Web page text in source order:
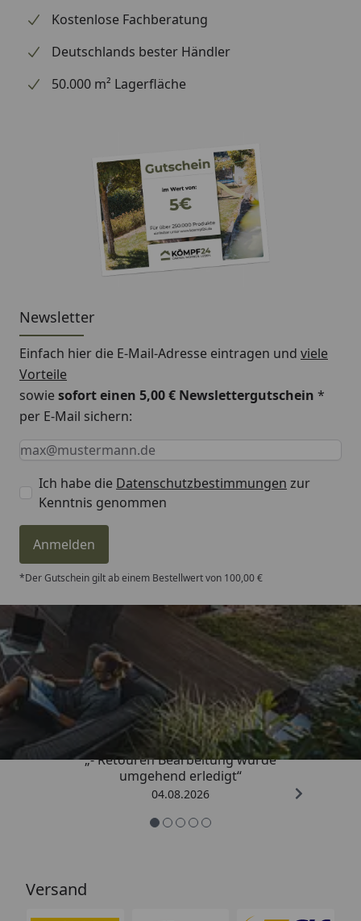
beim Bremsen auf die Erfahrung des dänischen
Spezialisten.
Kostenlose Fachberatung
Deutschlands bester Händler
50.000 m² Lagerfläche
Newsletter
Einfach hier die E-Mail-Adresse eintragen und viele
Vorteile
sowiesofort einen 5,00 € Newslettergutschein *
per E-Mail sichern:
Keine Eingabe erforderlich
Eingabe erforderlich
E-Mail *
Ich habe die Datenschutzbestimmungen zur
Kenntnis genommen
Anmelden
*Der Gutschein gilt ab einem Bestellwert von 100,00 €
Trusted Shops
4,81/ 5
„- Retouren Bearbeitung wurde
umgehend erledigt“
04.08.2026
Versand